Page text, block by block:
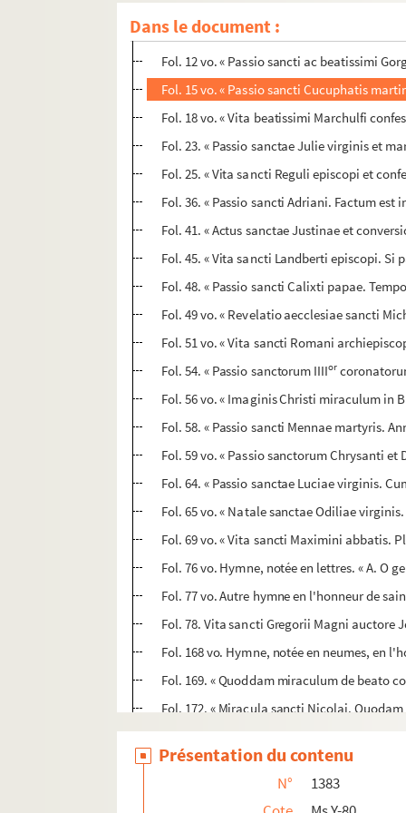
Dans le document :
Fol. 9. « De treuva Dei, qualiter sit
Fol. 10. « Miracula S. Gorgonii. Plerique
Fol. 12 vo. « Passio sancti ac beatissimi
Fol. 15 vo. « Passio sancti Cucuphatis
Fol. 18 vo. « Vita beatissimi Marchulfi
Fol. 23. « Passio sanctae Julie virginis et
Fol. 25. « Vita sancti Reguli episcopi et
Fol. 36. « Passio sancti Adriani. Factum
Fol. 41. « Actus sanctae Justinae et
Fol. 45. « Vita sancti Landberti episcopi.
Fol. 48. « Passio sancti Calixti papae.
Fol. 49 vo. « Revelatio aecclesiae sancti
Fol. 51 vo. « Vita sancti Romani
Fol. 54. « Passio sanctorum IIIIor
Fol. 56 vo. « Imaginis Christi miraculum in
Fol. 58. « Passio sancti Mennae martyris.
Fol. 59 vo. « Passio sanctorum Chrysanti
Fol. 64. « Passio sanctae Luciae virginis.
Fol. 65 vo. « Natale sanctae Odiliae
Fol. 69 vo. « Vita sancti Maximini abbatis.
Fol. 76 vo. Hymne, notée en lettres. « A. O
Fol. 77 vo. Autre hymne en l'honneur de
Fol. 78. Vita sancti Gregorii Magni auctore
Fol. 168 vo. Hymne, notée en neumes, en
Fol. 169. « Quoddam miraculum de beato
Fol. 172. « Miracula sancti Nicolai.
Présentation du contenu
N°
1383